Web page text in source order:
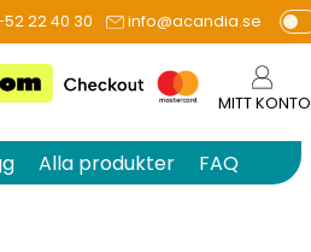
22 40 30 info@acandia.se
P
e
r
vi
MITT KONTO
Alla produkter FAQ